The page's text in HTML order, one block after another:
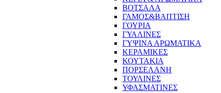
ΒΟΤΣΑΛΑ
ΓΑΜΟΣ&ΒΑΠΤΙΣΗ
ΓΟΥΡΙΑ
ΓΥΑΛΙΝΕΣ
ΓΥΨΙΝΑ ΑΡΩΜΑΤΙΚΑ
ΚΕΡΑΜΙΚΕΣ
ΚΟΥΤΑΚΙΑ
ΠΟΡΣΕΛΑΝΗ
ΤΟΥΛΙΝΕΣ
ΥΦΑΣΜΑΤΙΝΕΣ